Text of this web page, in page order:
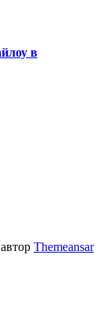
в
Themeansar